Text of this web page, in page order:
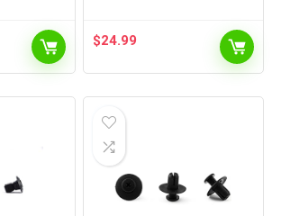
10 mm
$24.99